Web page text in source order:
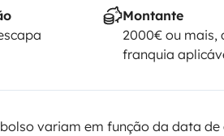
Montante
2000€ ou mais,
franquia
variam em função da data de